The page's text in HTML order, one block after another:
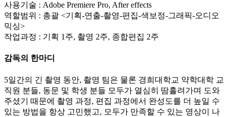
사용기술 : Adobe Premiere Pro, After effects
역할범위 : 총괄 <기획-연출-촬영-편집-색보정-그래픽-오디오
믹싱>
작업과정 : 기획 1주, 촬영 2주, 종합편집 2주
감독의 한마디
5일간의 긴 촬영 동안, 촬영 팀은 물론 경희대학교 약학대학 교
직원 분들, 동문 및 학생 분들 모두가 열심히 땀흘려가며 도와
주셨기 때문에 촬영 과정, 편집 과정에서 완성도를 더 높일 수
있는 방법을 항상 고민했고, 모두가 만족할 수 있는 영상이 나